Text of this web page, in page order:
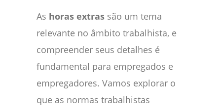
As horas extras são um tema
relevante no âmbito trabalhista, e
compreender seus detalhes é
fundamental para empregados e
empregadores. Vamos explorar o
que as normas trabalhistas